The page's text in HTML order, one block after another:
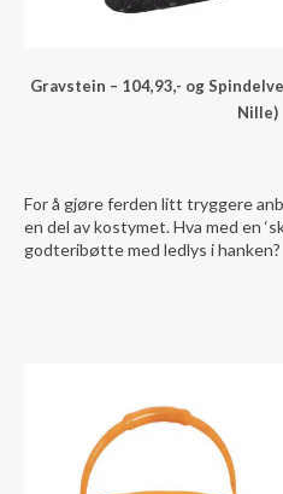
Gravstein – 104,93,- og
Nille)
For å gjøre ferden litt tryggere
en del av kostymet. Hva med en
godteribøtte med ledlys i hanken?